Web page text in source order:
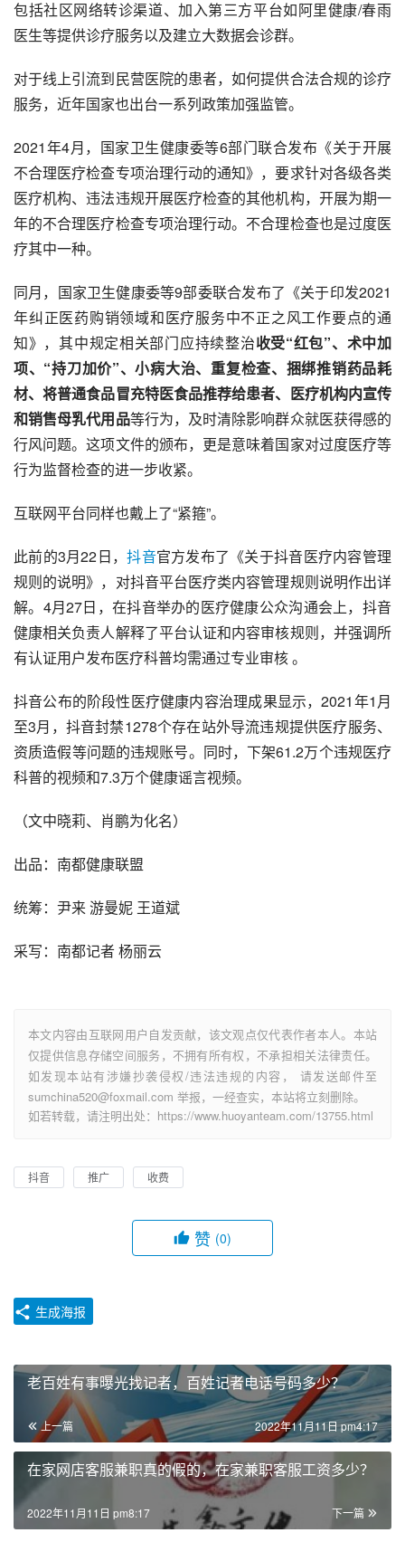
包括社区网络转诊渠道、加入第三方平台如阿里健康/春雨
医生等提供诊疗服务以及建立大数据会诊群。
对于线上引流到民营医院的患者，如何提供合法合规的诊疗
服务，近年国家也出台一系列政策加强监管。
2021年4月，国家卫生健康委等6部门联合发布《关于开展
不合理医疗检查专项治理行动的通知》，要求针对各级各类
医疗机构、违法违规开展医疗检查的其他机构，开展为期一
年的不合理医疗检查专项治理行动。不合理检查也是过度医
疗其中一种。
同月，国家卫生健康委等9部委联合发布了《关于印发2021
年纠正医药购销领域和医疗服务中不正之风工作要点的通
知》，其中规定相关部门应持续整治收受“红包”、术中加
项、“持刀加价”、小病大治、重复检查、捆绑推销药品耗
材、将普通食品冒充特医食品推荐给患者、医疗机构内宣传
和销售母乳代用品等行为，及时清除影响群众就医获得感的
行风问题。这项文件的颁布，更是意味着国家对过度医疗等
行为监督检查的进一步收紧。
互联网平台同样也戴上了“紧箍”。
此前的3月22日，抖音官方发布了《关于抖音医疗内容管理
规则的说明》，对抖音平台医疗类内容管理规则说明作出详
解。4月27日，在抖音举办的医疗健康公众沟通会上，抖音
健康相关负责人解释了平台认证和内容审核规则，并强调所
有认证用户发布医疗科普均需通过专业审核 。
抖音公布的阶段性医疗健康内容治理成果显示，2021年1月
至3月，抖音封禁1278个存在站外导流违规提供医疗服务、
资质造假等问题的违规账号。同时，下架61.2万个违规医疗
科普的视频和7.3万个健康谣言视频。
（文中晓莉、肖鹏为化名）
出品：南都健康联盟
统筹：尹来 游曼妮 王道斌
采写：南都记者 杨丽云
本文内容由互联网用户自发贡献，该文观点仅代表作者本人。本站
仅提供信息存储空间服务，不拥有所有权，不承担相关法律责任。
如发现本站有涉嫌抄袭侵权/违法违规的内容， 请发送邮件至
sumchina520@foxmail.com 举报，一经查实，本站将立刻删除。
如若转载，请注明出处：https://www.huoyanteam.com/13755.html
抖音 推广 收费
赞 (0)
生成海报
老百姓有事曝光找记者，百姓记者电话号码多少？
上一篇 2022年11月11日 pm4:17
在家网店客服兼职真的假的，在家兼职客服工资多少？
下一篇
2022年11月11日 pm8:17